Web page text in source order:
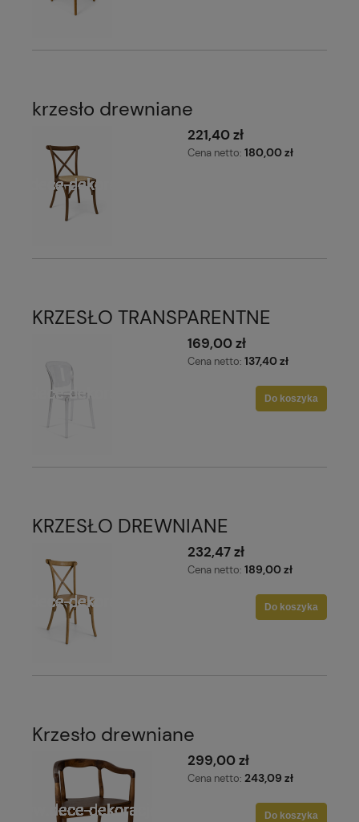
krzesło drewniane
221,40 zł
Cena netto: 180,00 zł
KRZESŁO TRANSPARENTNE
169,00 zł
Cena netto: 137,40 zł
Do koszyka
KRZESŁO DREWNIANE
232,47 zł
Cena netto: 189,00 zł
Do koszyka
Krzesło drewniane
299,00 zł
Cena netto: 243,09 zł
Do koszyka